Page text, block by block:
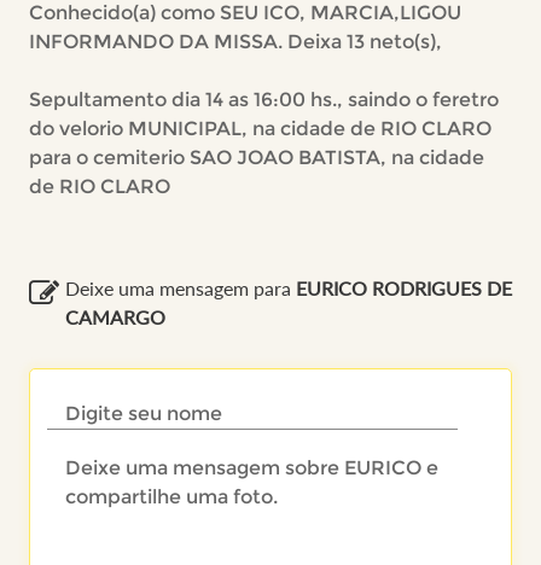
Conhecido(a) como SEU ICO, MARCIA,LIGOU
INFORMANDO DA MISSA. Deixa 13 neto(s),
Sepultamento dia 14 as 16:00 hs., saindo o feretro
do velorio MUNICIPAL, na cidade de RIO CLARO
para o cemiterio SAO JOAO BATISTA, na cidade
de RIO CLARO
Deixe uma mensagem para EURICO RODRIGUES DE
CAMARGO